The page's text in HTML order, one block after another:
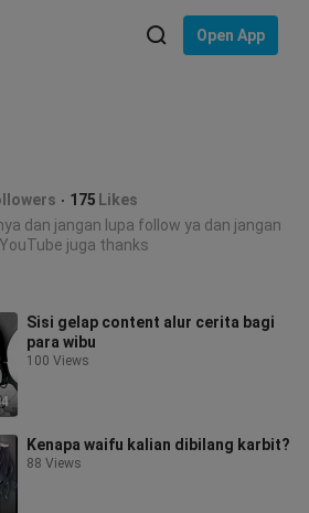
Open App
175 Likes
dan jangan lupa follow ya dan jangan
juga thanks
Sisi gelap content alur cerita bagi
para wibu
100 Views
Kenapa waifu kalian dibilang karbit?
88 Views